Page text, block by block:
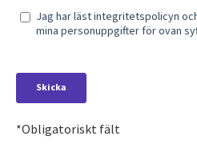
*Obligatoriskt fält